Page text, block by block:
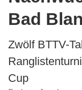
Bad
Zwölf BTTV-
Cup